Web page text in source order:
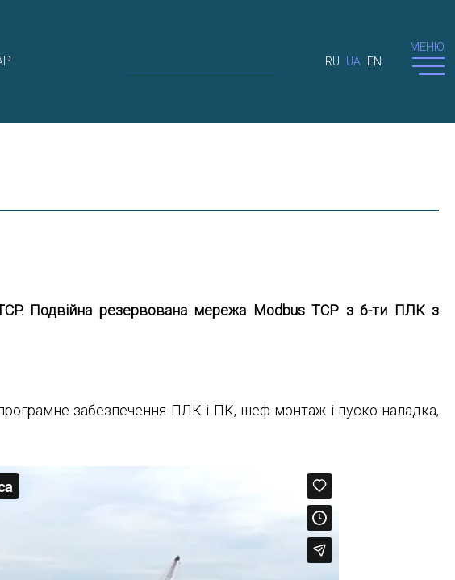
RU UA EN
МЕНЮ
Подвійна резервована мережа Modbus TCP з 6-ти ПЛК з
забезпечення ПЛК і ПК, шеф-монтаж і пуско-наладка,